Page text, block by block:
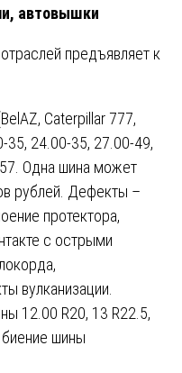
автовышки
предъявляет к
Caterpillar 777,
35, 24.00-35, 27.00-49,
Одна шина может
рублей. Дефекты –
протектора,
с острыми
вулканизации.
12.00 R20, 13 R22.5,
шины